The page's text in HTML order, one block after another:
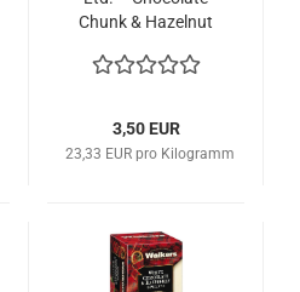
Chunk & Hazelnut
3,50 EUR
23,33 EUR pro Kilogramm